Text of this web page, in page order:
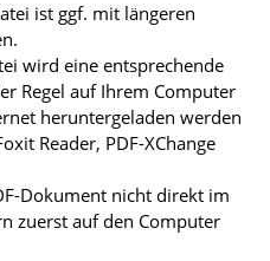
ist ggf. mit längeren
wird eine entsprechende
Regel auf Ihrem Computer
heruntergeladen werden
Reader, PDF-XChange
Dokument nicht direkt im
zuerst auf den Computer